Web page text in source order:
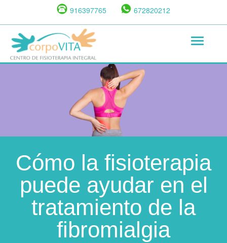
contenido
principal
916397765 672820212
Toggle
Cómo la fisioterapia
puede ayudar en el
tratamiento de la
fibromialgia